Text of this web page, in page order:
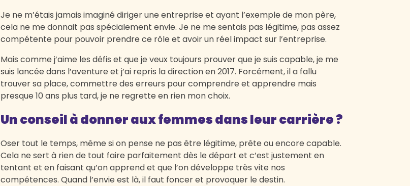
Je ne m’étais jamais imaginé diriger une entreprise et ayant l’exemple de mon père,
cela ne me donnait pas spécialement envie. Je ne me sentais pas légitime, pas assez
compétente pour pouvoir prendre ce rôle et avoir un réel impact sur l’entreprise.
Mais comme j’aime les défis et que je veux toujours prouver que je suis capable, je me
suis lancée dans l’aventure et j’ai repris la direction en 2017. Forcément, il a fallu
trouver sa place, commettre des erreurs pour comprendre et apprendre mais
presque 10 ans plus tard, je ne regrette en rien mon choix.
Un conseil à donner aux femmes dans leur carrière ?
Oser tout le temps, même si on pense ne pas être légitime, prête ou encore capable.
Cela ne sert à rien de tout faire parfaitement dès le départ et c’est justement en
tentant et en faisant qu’on apprend et que l’on développe très vite nos
compétences. Quand l’envie est là, il faut foncer et provoquer le destin.